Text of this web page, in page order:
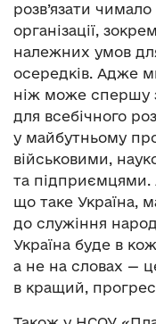
розв’язати
організації,
належних умов
осередків. Адже
ніж може спершу
для всебічного
у майбутньому
військовими,
та підприємцями.
що таке Україна,
до служіння
Україна буде в
а не на словах —
в кращий,